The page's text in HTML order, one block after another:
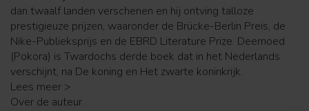
dan twaalf landen verschenen en hij ontving talloze
prestigieuze prijzen, waaronder de Brücke-Berlin Preis, de
Nike-Publieksprijs en de EBRD Literature Prize. Deemoed
(Pokora) is Twardochs derde boek dat in het Nederlands
verschijnt, na De koning en Het zwarte koninkrijk.
Lees meer >
Over de auteur